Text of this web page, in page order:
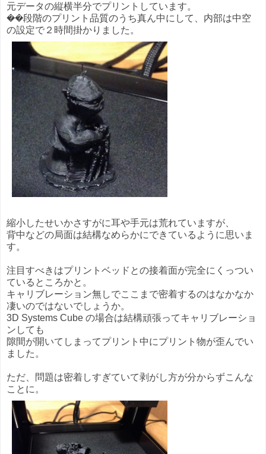
元データの縦横半分でプリントしています。
��段階のプリント品質のうち真ん中にして、内部は中空
の設定で２時間掛かりました。
縮小したせいかさすがに耳や手元は荒れていますが、
背中などの局面は結構なめらかにできているように思いま
す。
注目すべきはプリントベッドとの接着面が完全にくっつい
ているところかと。
キャリブレーション無しでここまで密着するのはなかなか
凄いのではないでしょうか。
3D Systems Cube の場合は結構頑張ってキャリブレーショ
ンしても
隙間が開いてしまってプリント中にプリント物が歪んでい
ました。
ただ、問題は密着しすぎていて剥がし方が分からずこんな
ことに。